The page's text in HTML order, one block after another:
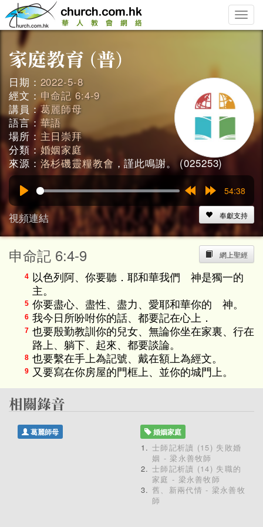
Toggle
日期： 2022-5-8
經文： 申命記 6:4-9
講員：葛麗師母
語言： 華語
場所： 主日崇拜
分類：婚姻家庭
來源：洛杉磯靈糧教會 ，謹此鳴謝。 (025253)
15s
54:38
視頻連結 奉獻支持
網上聖經
申命記 6:4-9
4 以色列阿、你要聽．耶和華我們 神是獨一的
主。
5 你要盡心、盡性、盡力、愛耶和華你的 神。
6 我今日所吩咐你的話、都要記在心上．
7 也要殷勤教訓你的兒女、無論你坐在家裏、行在
路上、躺下、起來、都要談論。
8 也要繫在手上為記號、戴在額上為經文。
9 又要寫在你房屋的門框上、並你的城門上。
葛麗師母 婚姻家庭
士師記析讀 (15) 失敗婚
姻 - 梁永善牧師
士師記析讀 (14) 失職的
家庭 - 梁永善牧師
舊、新兩代情 - 梁永善牧
師